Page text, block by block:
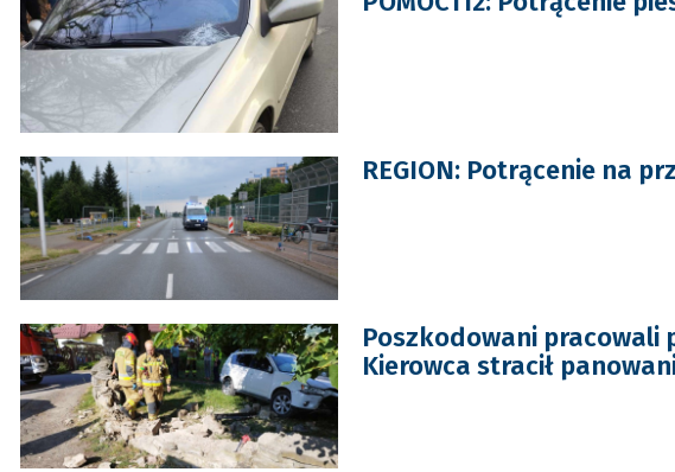
REGION: Potrącenie na
Poszkodowani pracowali
Kierowca stracił